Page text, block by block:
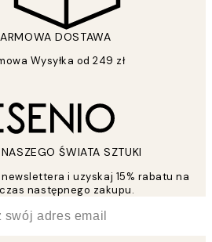
DOSTAWA
Wysyłka od 249 zł
ŚWIATA SZTUKI
i uzyskaj 15% rabatu na
następnego zakupu.